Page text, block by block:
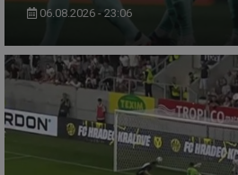
06.08.2026 - 23:06